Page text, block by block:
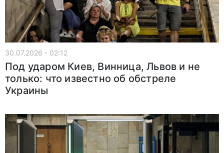
30.07.2026 - 02:12
Под ударом Киев, Винница, Львов и не
только: что известно об обстреле
Украины